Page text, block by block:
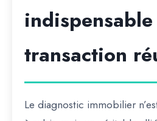
transaction
Le diagnostic immobilier